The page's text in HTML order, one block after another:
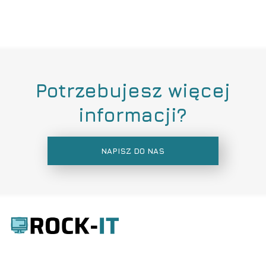
Potrzebujesz więcej
informacji?
NAPISZ DO NAS